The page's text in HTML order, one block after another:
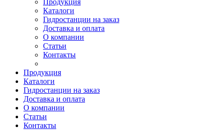
Продукция
Каталоги
Гидростанции на заказ
Доставка и оплата
О компании
Статьи
Контакты
Продукция
Каталоги
Гидростанции на заказ
Доставка и оплата
О компании
Статьи
Контакты